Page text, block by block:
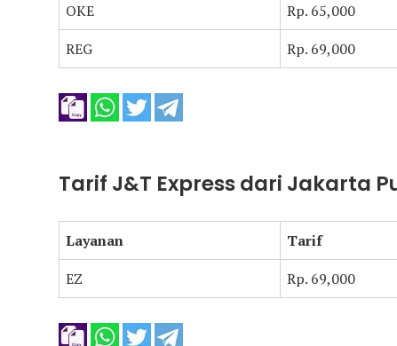
OKE
Rp. 65,000
REG
Rp. 69,000
Tarif J&T Express dari Jakarta
Layanan Tarif
EZ
Rp. 69,000